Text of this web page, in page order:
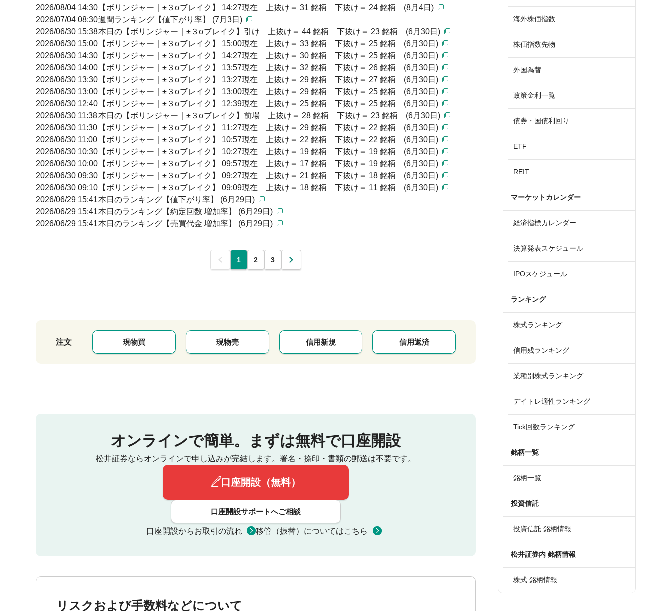
2026/08/04 14:30 【ボリンジャー｜±３σブレイク】 14:27現在 上抜け＝ 31 銘柄 下抜け＝ 24 銘柄 (8月4日)
2026/07/04 08:30週間ランキング【値下がり率】 (7月3日)
2026/06/30 15:38本日の【ボリンジャー｜±３σブレイク】引け 上抜け＝ 44 銘柄 下抜け＝ 23 銘柄 (6月30日)
2026/06/30 15:00 【ボリンジャー｜±３σブレイク】 15:00現在 上抜け＝ 33 銘柄 下抜け＝ 25 銘柄 (6月30日)
2026/06/30 14:30 【ボリンジャー｜±３σブレイク】 14:27現在 上抜け＝ 30 銘柄 下抜け＝ 25 銘柄 (6月30日)
2026/06/30 14:00 【ボリンジャー｜±３σブレイク】 13:57現在 上抜け＝ 32 銘柄 下抜け＝ 26 銘柄 (6月30日)
2026/06/30 13:30 【ボリンジャー｜±３σブレイク】 13:27現在 上抜け＝ 29 銘柄 下抜け＝ 27 銘柄 (6月30日)
2026/06/30 13:00 【ボリンジャー｜±３σブレイク】 13:00現在 上抜け＝ 29 銘柄 下抜け＝ 25 銘柄 (6月30日)
2026/06/30 12:40 【ボリンジャー｜±３σブレイク】 12:39現在 上抜け＝ 25 銘柄 下抜け＝ 25 銘柄 (6月30日)
2026/06/30 11:38本日の【ボリンジャー｜±３σブレイク】前場 上抜け＝ 28 銘柄 下抜け＝ 23 銘柄 (6月30日)
2026/06/30 11:30
【ボリンジャー｜±３σブレイク】 11:27現在 上抜け＝ 29 銘柄 下抜け＝ 22 銘柄 (6月30日)
2026/06/30 11:00
【ボリンジャー｜±３σブレイク】 10:57現在 上抜け＝ 22 銘柄 下抜け＝ 22 銘柄 (6月30日)
2026/06/30 10:30 【ボリンジャー｜±３σブレイク】 10:27現在 上抜け＝ 19 銘柄 下抜け＝ 19 銘柄 (6月30日)
2026/06/30 10:00 【ボリンジャー｜±３σブレイク】 09:57現在 上抜け＝ 17 銘柄 下抜け＝ 19 銘柄 (6月30日)
2026/06/30 09:30 【ボリンジャー｜±３σブレイク】 09:27現在 上抜け＝ 21 銘柄 下抜け＝ 18 銘柄 (6月30日)
2026/06/30 09:10 【ボリンジャー｜±３σブレイク】 09:09現在 上抜け＝ 18 銘柄 下抜け＝ 11 銘柄 (6月30日)
2026/06/29 15:41本日のランキング【値下がり率】 (6月29日)
2026/06/29 15:41本日のランキング【約定回数 増加率】 (6月29日)
2026/06/29 15:41本日のランキング【売買代金 増加率】 (6月29日)
前 1 2 3 次
注文 現物買 現物売 信用新規 信用返済
オンラインで簡単。 まずは無料で口座開設
松井証券ならオンラインで申し込みが完結します。 署名・捺印・書類の郵送は不要です。
口座開設（無料）
口座開設サポートへご相談
口座開設からお取引の流れ 移管（振替）についてはこちら
リスクおよび手数料などについて
海外株価指数
株価指数先物
外国為替
政策金利一覧
債券・国債利回り
ETF
REIT
マーケットカレンダー
経済指標カレンダー
決算発表スケジュール
IPOスケジュール
ランキング
株式ランキング
信用残ランキング
業種別株式ランキング
デイトレ適性ランキング
Tick回数ランキング
銘柄一覧
銘柄一覧
投資信託
投資信託 銘柄情報
松井証券内 銘柄情報
株式 銘柄情報